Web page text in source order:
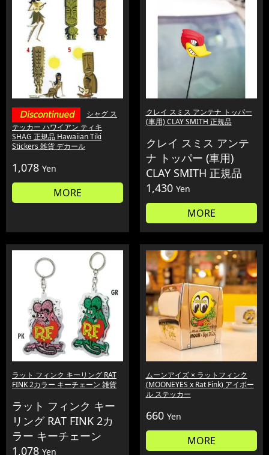
シャグ ス
テッカー ハワイアン ティキ
SHAG 正規品 Hawaiian Tiki
Stickers 雑貨 デカール
1,078 Yen
MORE
クレイ スミス アンテナ トッパー
(車用) CLAY SMITH 正規品
クレイ スミス アンテ
ナ トッパー (車用)
CLAY SMITH 正規品
1,430 Yen
MORE
ラット フィンク キーリング RAT
FINK 2カラー キーチェーン 雑貨
ラット フィンク キー
リング RAT FINK 2カ
ラー キーチェーン
1,078 Yen
ムーンアイズ × ラットフィンク
(MOONEYES x Rat Fink) アイボー
ル ステッカー
660 Yen
MORE